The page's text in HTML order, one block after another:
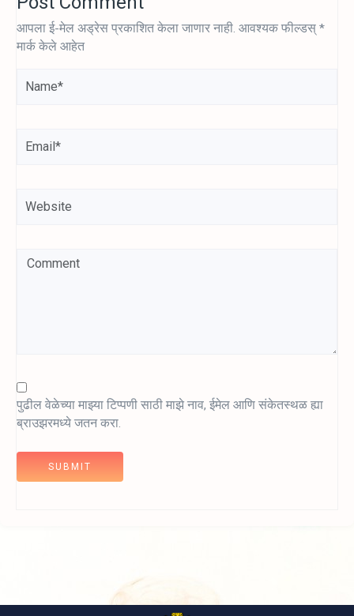
आपला ई-मेल अड्रेस प्रकाशित केला जाणार नाही. आवश्यक फील्डस् *
मार्क केले आहेत
पुढील वेळेच्या माझ्या टिप्पणी साठी माझे नाव, ईमेल आणि संकेतस्थळ ह्या
ब्राउझरमध्ये जतन करा.
SUBMIT